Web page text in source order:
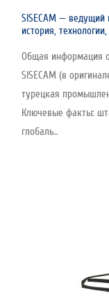
SISECAM — ведущий
история,
Общая информация
SISECAM (в
турецкая
Ключевые факты:
глобаль..